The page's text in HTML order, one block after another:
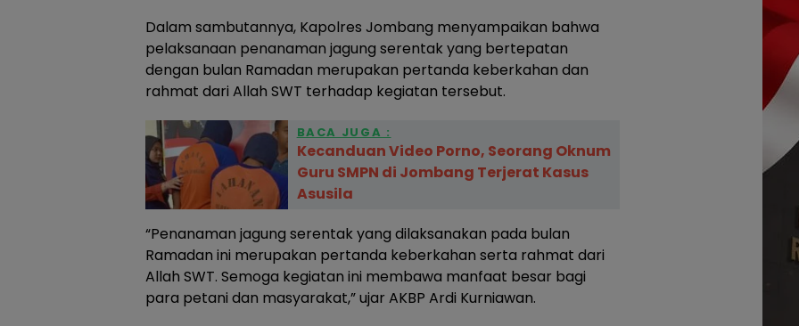
Dalam sambutannya, Kapolres Jombang menyampaikan bahwa
pelaksanaan penanaman jagung serentak yang bertepatan
dengan bulan Ramadan merupakan pertanda keberkahan dan
rahmat dari Allah SWT terhadap kegiatan tersebut.
BACA JUGA :
Kecanduan Video Porno, Seorang Oknum
Guru SMPN di Jombang Terjerat Kasus
Asusila
“Penanaman jagung serentak yang dilaksanakan pada bulan
Ramadan ini merupakan pertanda keberkahan serta rahmat dari
Allah SWT. Semoga kegiatan ini membawa manfaat besar bagi
para petani dan masyarakat,” ujar AKBP Ardi Kurniawan.